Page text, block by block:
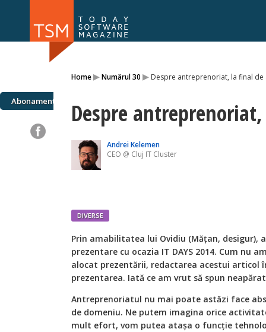
Home▸Numărul 30 ▸ Despre antreprenoriat, la final de
Abonamente Despre
Andrei Kelemen
CEO @ Cluj IT Cluster
DIVERSE
Prin amabilitatea lui Ovidiu (Mățan, desigur),
prezentare cu ocazia IT DAYS 2014. Cum nu
alocat prezentării, redactarea acestui articol
prezentarea. Iată ce am vrut să spun
Antreprenoriatul nu mai poate astăzi face
de domeniu. Ne putem imagina orice
mult efort, vom putea atașa o funcție